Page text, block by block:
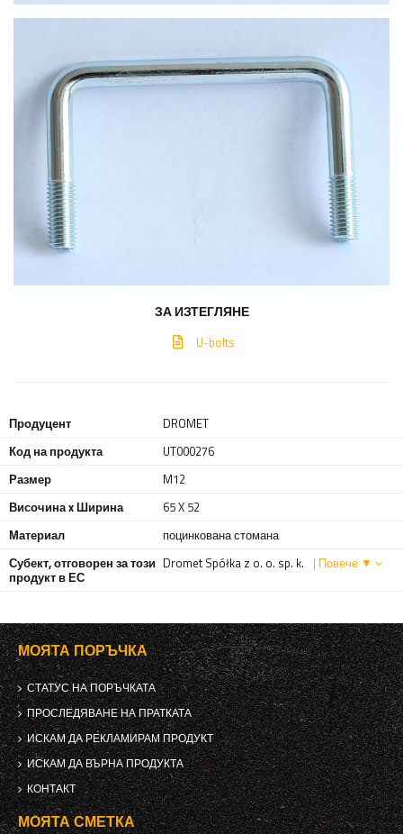
ЗА ИЗТЕГЛЯНЕ
U-bolts
Продуцент
DROMET
Код на продукта
UT000276
Размер
M12
Височина x Ширина
65 X 52
Материал
поцинкована стомана
Субект, отговорен за този
продукт в ЕС
Dromet Spółka z o. o. sp. k. | Повече ▼
МОЯТА ПОРЪЧКА
СТАТУС НА ПОРЪЧКАТА
ПРОСЛЕДЯВАНЕ НА ПРАТКАТА
ИСКАМ ДА РЕКЛАМИРАМ ПРОДУКТ
ИСКАМ ДА ВЪРНА ПРОДУКТА
КОНТАКТ
МОЯТА СМЕТКА